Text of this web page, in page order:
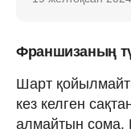
Франшизаның
Шарт
кез келген
алмайтын